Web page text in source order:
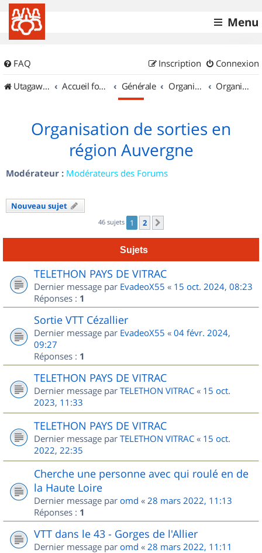
Menu
FAQ Connexion
Inscription
UtagawaVTT (Randos VTT et VTTAE avec traces GPS)
Accueil forum Générale Organisation de sorties & Recherche de partenaires Organisation de sorties en région Auvergne
Organisation de sorties en
région Auvergne
Modérateur : Modérateurs des Forums
Nouveau sujet
46 sujets 1 2
Sujets
TELETHON PAYS DE VITRAC
Dernier message par EvadeoX55 « 15 oct. 2024, 08:23
Réponses : 1
Sortie VTT Cézallier
Dernier message par EvadeoX55 « 04 févr. 2024,
09:27
Réponses : 1
TELETHON PAYS DE VITRAC
Dernier message par TELETHON VITRAC « 15 oct.
2023, 11:33
TELETHON PAYS DE VITRAC
Dernier message par TELETHON VITRAC « 15 oct.
2022, 22:35
Cherche une personne avec qui roulé en de
la Haute Loire
Dernier message par omd « 28 mars 2022, 11:13
Réponses : 1
VTT dans le 43 - Gorges de l'Allier
Dernier message par omd « 28 mars 2022, 11:11